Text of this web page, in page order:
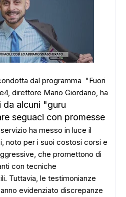
dal programma "Fuori
direttore Mario Giordano, ha
da alcuni "guru
seguaci con promesse
ha messo in luce il
noto per i suoi costosi corsi e
che promettono di
con tecniche
Tuttavia, le testimonianze
evidenziato discrepanze